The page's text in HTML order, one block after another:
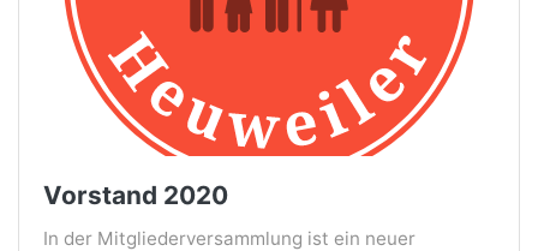
Vorstand 2020
In der Mitgliederversammlung ist ein neuer